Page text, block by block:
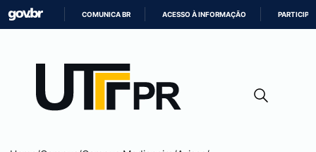
CONTEÚDO
COMUNICA BR ACESSO À INFORMAÇÃO PARTICIPE